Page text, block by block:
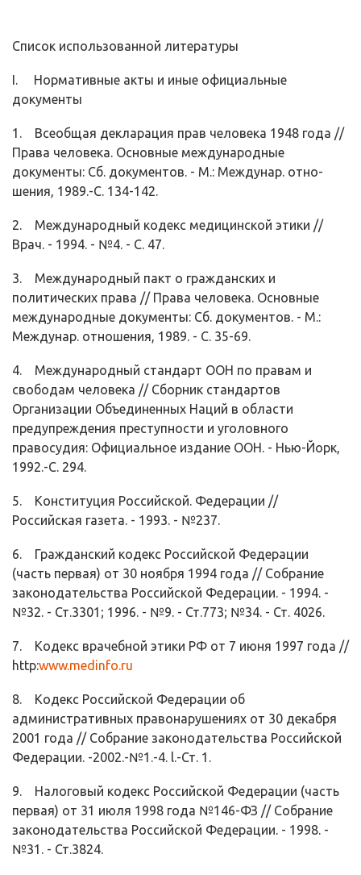
Список использованной литературы
I. Нормативные акты и иные официальные
документы
1. Всеобщая декларация прав человека 1948 года //
Права человека. Основ­ные международные
документы: Сб. документов. - М.: Междунар. отно­
шения, 1989.-С. 134-142.
2. Международный кодекс медицинской этики //
Врач. - 1994. - №4. - С. 47.
3. Международный пакт о гражданских и
политических права // Права чело­века. Основные
международные документы: Сб. документов. - М.:
Меж­дунар. отношения, 1989. - С. 35-69.
4. Международный стандарт ООН по правам и
свободам человека // Сборник стандартов
Организации Объединенных Наций в области
предупреждения преступности и уголовного
правосудия: Официальное издание ООН. - Нью-Йорк,
1992.-С. 294.
5. Конституция Российской. Федерации //
Российская газета. - 1993. - №237.
6. Гражданский кодекс Российской Федерации
(часть первая) от 30 ноября 1994 года // Собрание
законодательства Российской Федерации. - 1994. -
№32. - Ст.3301; 1996. - №9. - Ст.773; №34. - Ст. 4026.
7. Кодекс врачебной этики РФ от 7 июня 1997 года //
http:www.medinfo.ru
8. Кодекс Российской Федерации об
административных правонарушениях от 30 декабря
2001 года // Собрание законодательства Российской
Федера­ции. -2002.-№1.-4. l.-Ст. 1.
9. Налоговый кодекс Российской Федерации (часть
первая) от 31 июля 1998 года №146-ФЗ // Собрание
законодательства Российской Федерации. - 1998. -
№31. - Ст.3824.